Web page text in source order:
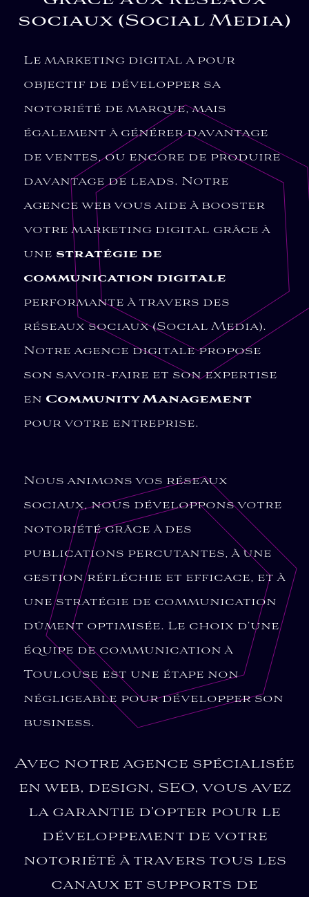
sociaux (Social Media)
Le marketing digital a pour
objectif de développer sa
notoriété de marque, mais
également à générer davantage
de ventes, ou encore de produire
davantage de leads. Notre
agence web vous aide à booster
votre marketing digital grâce à
une stratégie de
communication digitale
performante à travers des
réseaux sociaux (Social Media).
Notre agence digitale propose
son savoir-faire et son expertise
en Community Management
pour votre entreprise.
Nous animons vos réseaux
sociaux, nous développons votre
notoriété grâce à des
publications percutantes, à une
gestion réfléchie et efficace, et à
une stratégie de communication
dûment optimisée. Le choix d’une
équipe de communication à
Toulouse est une étape non
négligeable pour développer son
business.
Avec notre agence spécialisée
en web, design, SEO, vous avez
la garantie d’opter pour le
développement de votre
notoriété à travers tous les
canaux et supports de